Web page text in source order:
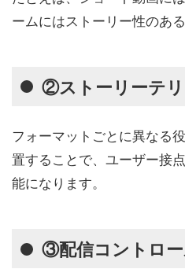
ームにはストーリー性のあ
②ストーリーテ
フォーマットごとに異なる
置することで、ユーザー接
能になります。
③配信コントロ